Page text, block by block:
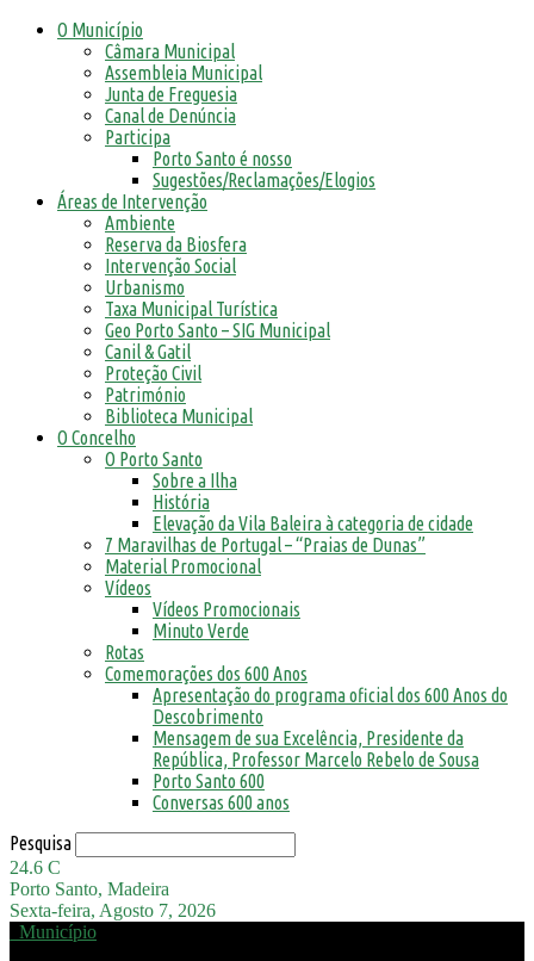
O Município
Câmara Municipal
Assembleia Municipal
Junta de Freguesia
Canal de Denúncia
Participa
Porto Santo é nosso
Sugestões/Reclamações/Elogios
Áreas de Intervenção
Ambiente
Reserva da Biosfera
Intervenção Social
Urbanismo
Taxa Municipal Turística
Geo Porto Santo – SIG Municipal
Canil & Gatil
Proteção Civil
Património
Biblioteca Municipal
O Concelho
O Porto Santo
Sobre a Ilha
História
Elevação da Vila Baleira à categoria de cidade
7 Maravilhas de Portugal – “Praias de Dunas”
Material Promocional
Vídeos
Vídeos Promocionais
Minuto Verde
Rotas
Comemorações dos 600 Anos
Apresentação do programa oficial dos 600 Anos do
Descobrimento
Mensagem de sua Excelência, Presidente da
República, Professor Marcelo Rebelo de Sousa
Porto Santo 600
Conversas 600 anos
Pesquisa
24.6 C
Porto Santo, Madeira
Sexta-feira, Agosto 7, 2026
Município